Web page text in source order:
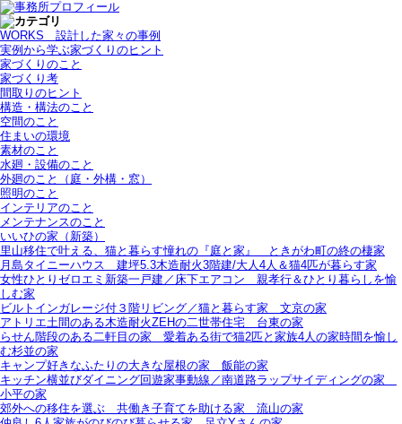
WORKS＿設計した家々の事例
実例から学ぶ家づくりのヒント
家づくりのこと
家づくり考
間取りのヒント
構造・構法のこと
空間のこと
住まいの環境
素材のこと
水廻・設備のこと
外廻のこと（庭・外構・窓）
照明のこと
インテリアのこと
メンテナンスのこと
いいひの家（新築）
里山移住で叶える、猫と暮らす憧れの『庭と家』＿ときがわ町の終の棲家
月島タイニーハウス＿建坪5.3木造耐火3階建/大人4人＆猫4匹が暮らす家
女性ひとりゼロエミ新築一戸建／床下エアコン＿親孝行＆ひとり暮らしを愉
しむ家
ビルトインガレージ付３階リビング／猫と暮らす家＿文京の家
アトリエ土間のある木造耐火ZEHの二世帯住宅＿台東の家
らせん階段のある二軒目の家＿愛着ある街で猫2匹と家族4人の家時間を愉し
む杉並の家
キャンプ好きなふたりの大きな屋根の家＿飯能の家
キッチン横並びダイニング回遊家事動線／南道路ラップサイディングの家＿
小平の家
郊外への移住を選ぶ＿共働き子育てを助ける家＿流山の家